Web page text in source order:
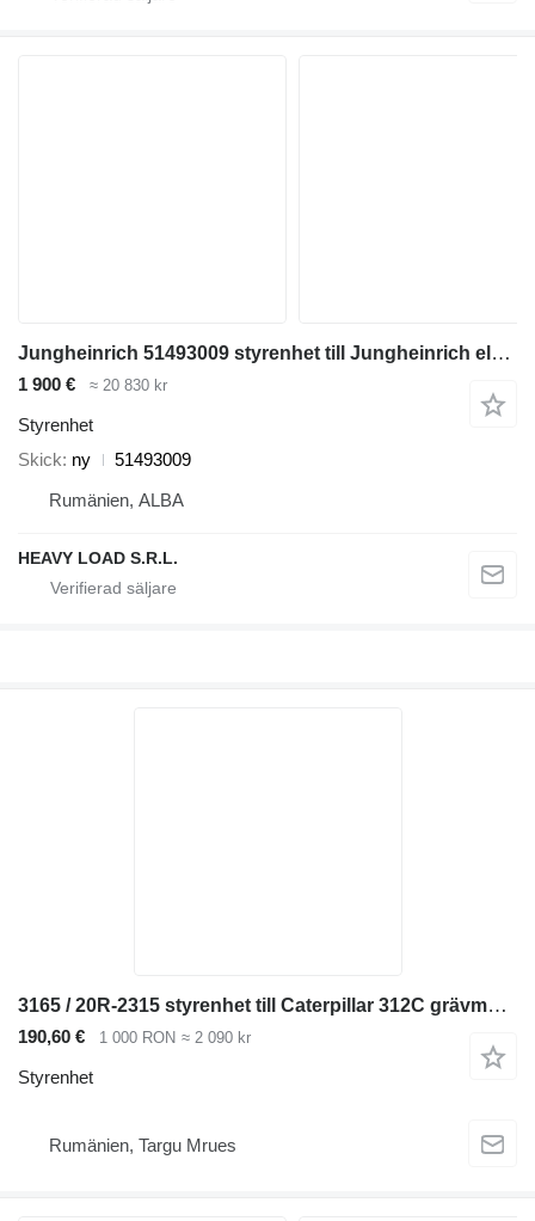
Jungheinrich 51493009 styrenhet till Jungheinrich elektrisk gaffeltruck
1 900 € ≈ 20 830 kr
Styrenhet
Skick ny
51493009
Rumänien, ALBA
HEAVY LOAD S.R.L.
3165 / 20R-2315 styrenhet till Caterpillar 312C grävmaskin
190,60 € 1 000 RON ≈ 2 090 kr
Styrenhet
Rumänien, Targu Mrues